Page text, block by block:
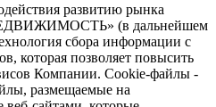
развитию рынка
(в дальнейшем
сбора информации с
которая позволяет повысить
Компании. Сookie-файлы -
размещаемые на